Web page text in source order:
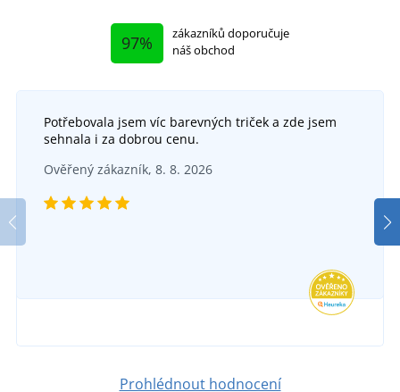
97%
zákazníků doporučuje
náš obchod
Potřebovala jsem víc barevných triček a zde jsem
sehnala i za dobrou cenu.
Ověřený zákazník, 8. 8. 2026
Prohlédnout hodnocení